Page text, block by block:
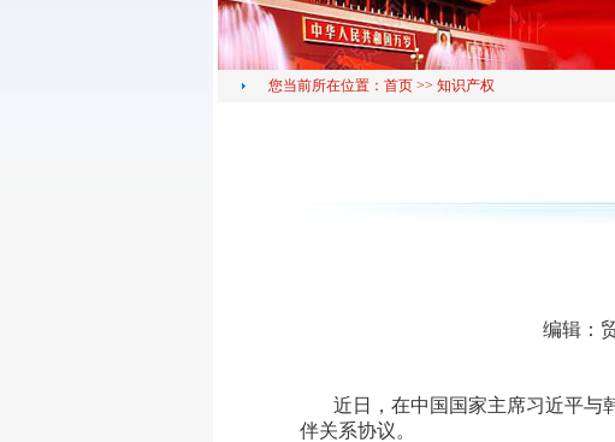
您当前所在位置： 首页 >> 知识产权
编辑：
近日，在中国国家主席习近平与
伴关系协议。